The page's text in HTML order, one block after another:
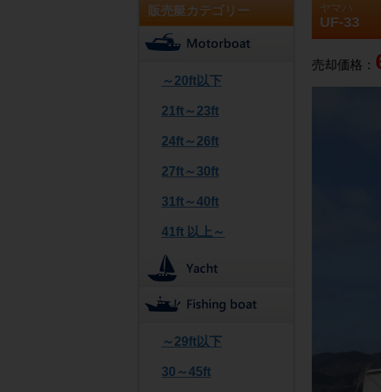
販売艇カテゴリー
～20ft以下
21ft～23ft
24ft～26ft
27ft～30ft
31ft～40ft
41ft 以上～
～29ft以下
30～45ft
ヤマハ
UF-33
売却価格：